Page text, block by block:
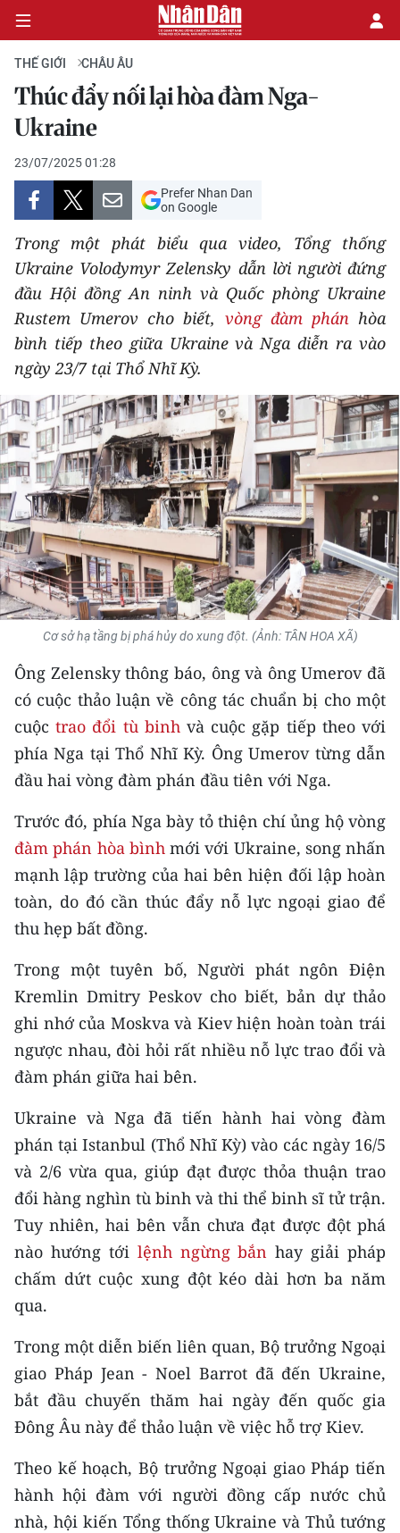
CHÍNH TRỊ
KINH TẾ
VĂN HÓA
XÃ HỘI
PHÁP LUẬT
DU LỊCH
THẾ GIỚI
THỂ THAO
GIÁO DỤC
Y TẾ
KHOA HỌC - CÔNG NGHỆ
MÔI TRƯỜNG
BẠN ĐỌC
KIỂM CHỨNG THÔNG TIN
TRI THỨC CHUYÊN SÂU
54 DÂN TỘC VIỆT NAM
MỘT SẢN PHẨM
RADIO
MEDIA CENTER
E-Magazine
Media Chính trị
Media Kinh tế
Media Văn hóa
Media Xã hội
Media Pháp luật
Media Du lịch
Media Thế giới
Media Giáo dục
Media Y tế
Media Khoa học - Công nghệ
Media Môi trường
Ảnh
THẾ GIỚI CHÂU ÂU
Thúc đẩy nối lại hòa đàm Nga-
Ukraine
23/07/2025 01:28
Prefer Nhan Dan
on Google
Trong một phát biểu qua video, Tổng thống
Ukraine Volodymyr Zelensky dẫn lời người đứng
đầu Hội đồng An ninh và Quốc phòng Ukraine
Rustem Umerov cho biết, vòng đàm phánhòa
bình tiếp theo giữa Ukraine và Nga diễn ra vào
ngày 23/7 tại Thổ Nhĩ Kỳ.
Cơ sở hạ tầng bị phá hủy do xung đột. (Ảnh: TÂN HOA XÃ)
Ông Zelensky thông báo, ông và ông Umerov đã
có cuộc thảo luận về công tác chuẩn bị cho một
cuộctrao đổi tù binhvà cuộc gặp tiếp theo với
phía Nga tại Thổ Nhĩ Kỳ. Ông Umerov từng dẫn
đầu hai vòng đàm phán đầu tiên với Nga.
Trước đó, phía Nga bày tỏ thiện chí ủng hộ vòng
đàm phán hòa bìnhmới với Ukraine, song nhấn
mạnh lập trường của hai bên hiện đối lập hoàn
toàn, do đó cần thúc đẩy nỗ lực ngoại giao để
thu hẹp bất đồng.
Trong một tuyên bố, Người phát ngôn Điện
Kremlin Dmitry Peskov cho biết, bản dự thảo
ghi nhớ của Moskva và Kiev hiện hoàn toàn trái
ngược nhau, đòi hỏi rất nhiều nỗ lực trao đổi và
đàm phán giữa hai bên.
Ukraine và Nga đã tiến hành hai vòng đàm
phán tại Istanbul (Thổ Nhĩ Kỳ) vào các ngày 16/5
và 2/6 vừa qua, giúp đạt được thỏa thuận trao
đổi hàng nghìn tù binh và thi thể binh sĩ tử trận.
Tuy nhiên, hai bên vẫn chưa đạt được đột phá
nào hướng tới lệnh ngừng bắn hay giải pháp
chấm dứt cuộc xung đột kéo dài hơn ba năm
qua.
Trong một diễn biến liên quan, Bộ trưởng Ngoại
giao Pháp Jean - Noel Barrot đã đến Ukraine,
bắt đầu chuyến thăm hai ngày đến quốc gia
Đông Âu này để thảo luận về việc hỗ trợ Kiev.
Theo kế hoạch, Bộ trưởng Ngoại giao Pháp tiến
hành hội đàm với người đồng cấp nước chủ
nhà, hội kiến Tổng thống Ukraine và Thủ tướng